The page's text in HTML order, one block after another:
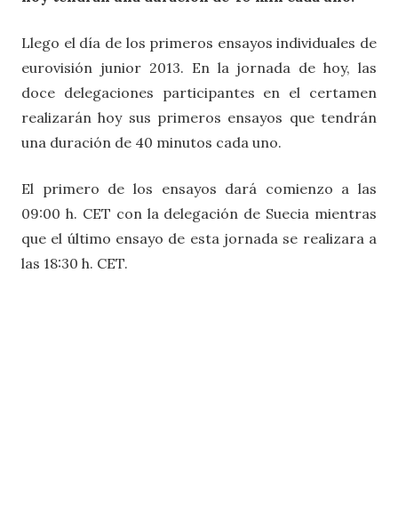
Llego el día de los primeros ensayos individuales de
eurovisión junior 2013. En la jornada de hoy, las
doce delegaciones participantes en el certamen
realizarán hoy sus primeros ensayos que tendrán
una duración de 40 minutos cada uno.
El primero de los ensayos dará comienzo a las
09:00 h. CET con la delegación de Suecia mientras
que el último ensayo de esta jornada se realizara a
las 18:30 h. CET.